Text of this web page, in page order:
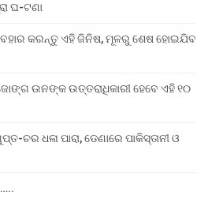
ଘ-ଟଣା
କରନ୍ତୁ ଏହି ଜିନିଷ, ମୂଳରୁ ଶେଷ ହୋଇଯିବ
ଉନଙ୍କ ଉତ୍ତରାଧିକାରୀ ହେବେ ଏହି ୧୦
ଚର ଧଳା ପାରା, ଡେଣାରେ ପାକିସ୍ତାନୀ ଓ